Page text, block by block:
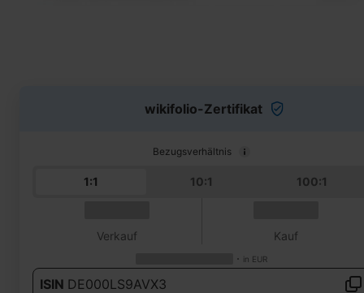
wikifolio-Zertifikat
Bezugsverhältnis
1:1 10:1 100:1
Verkauf Kauf
in EUR
ISIN DE000LS9AVX3